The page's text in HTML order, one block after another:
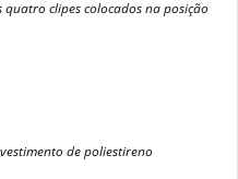
clipes colocados na posição
de poliestireno